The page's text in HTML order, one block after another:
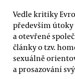
Vedle kritiky
především
a otevřené
články o tzv.
sexuálně
a prosazování